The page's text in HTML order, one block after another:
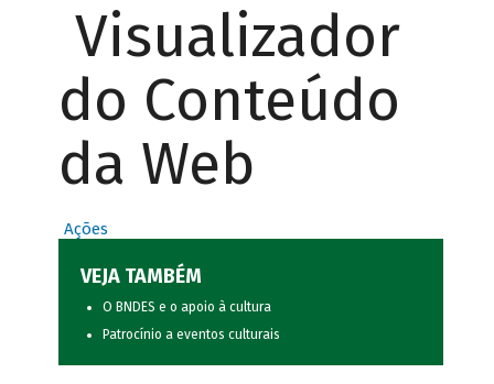
Visualizador
do Conteúdo
da Web
Ações
VEJA TAMBÉM
O BNDES e o apoio à cultura
Patrocínio a eventos culturais